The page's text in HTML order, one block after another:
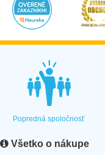
Popredná spoločnosť
Všetko o nákupe